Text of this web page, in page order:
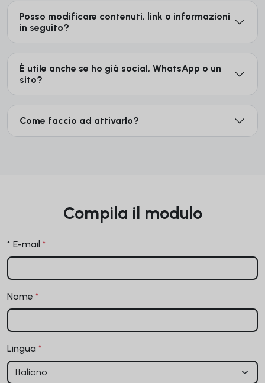
Posso modificare contenuti, link o informazioni
in seguito?
È utile anche se ho già social, WhatsApp o un
sito?
Come faccio ad attivarlo?
Compila il modulo
* E-mail *
Nome *
Lingua *